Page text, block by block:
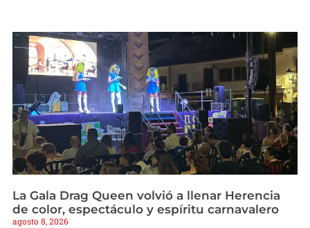
La Gala Drag Queen volvió a llenar Herencia
de color, espectáculo y espíritu carnavalero
agosto 8, 2026